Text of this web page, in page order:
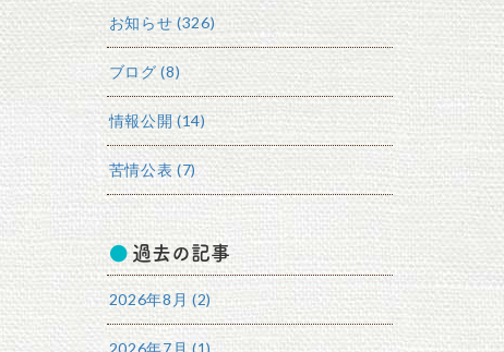
お知らせ (326)
ブログ (8)
情報公開 (14)
苦情公表 (7)
過去の記事
2026年8月 (2)
2026年7月 (1)